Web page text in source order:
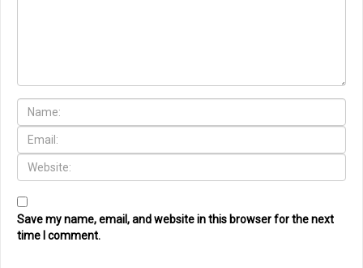
Save my name, email, and website in this browser for the next
time I comment.